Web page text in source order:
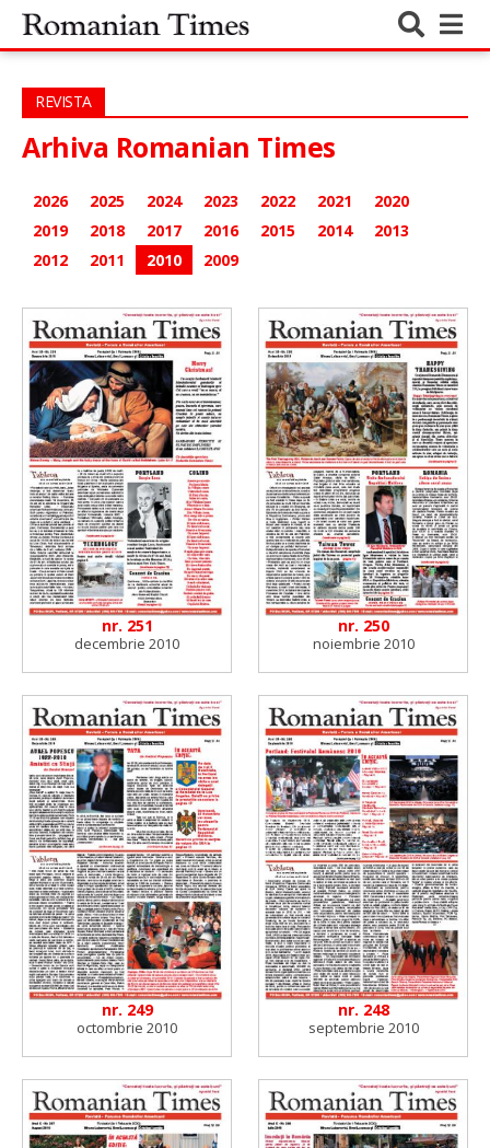
REVISTA
Arhiva Romanian Times
2026 2025 2024 2023 2022 2021
2020
2019
2018 2017 2016 2015 2014
2013
2012
2011 2010 2009
nr. 251
decembrie 2010
nr. 250
noiembrie 2010
nr. 249
octombrie 2010
nr. 248
septembrie 2010